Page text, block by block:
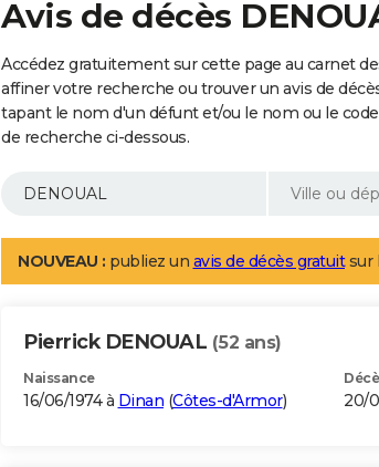
Avis de décès
Accédez gratuitement sur cette page au carnet
affiner votre recherche ou trouver un avis de
tapant le nom d'un défunt et/ou le nom ou le
de recherche ci-dessous.
NOUVEAU : publiez un avis de décès gratuitsur
Pierrick DENOUAL (52 ans)
Naissance
16/06/1974 à Dinan (Côtes-d'Armor) 20/